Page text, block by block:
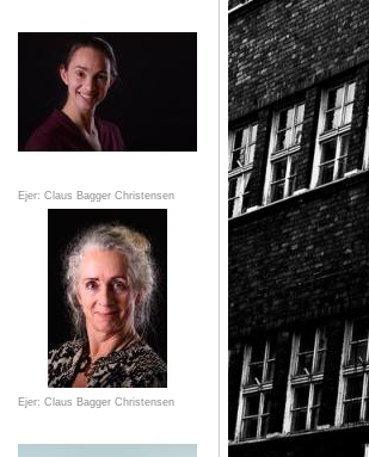
Ejer: Claus Bagger Christensen
Ejer: Claus Bagger Christensen